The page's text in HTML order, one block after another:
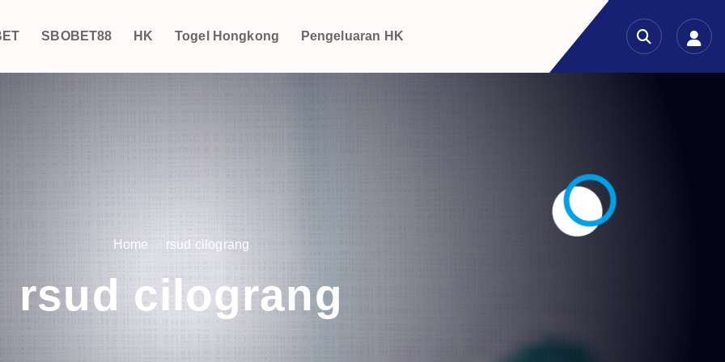
SBOBET88 HK Togel Hongkong Pengeluaran HK
Home rsud cilograng
rsud cilograng